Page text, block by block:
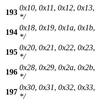
193
0x10, 0x11, 0x12, 0x13,
*/
194
0x18, 0x19, 0x1a, 0x1b,
*/
195
0x20, 0x21, 0x22, 0x23,
*/
196
0x28, 0x29, 0x2a, 0x2b,
*/
197
0x30, 0x31, 0x32, 0x33,
*/